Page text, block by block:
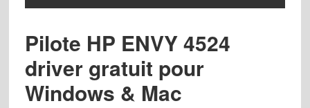
Pilote HP ENVY 4524
driver gratuit pour
Windows & Mac